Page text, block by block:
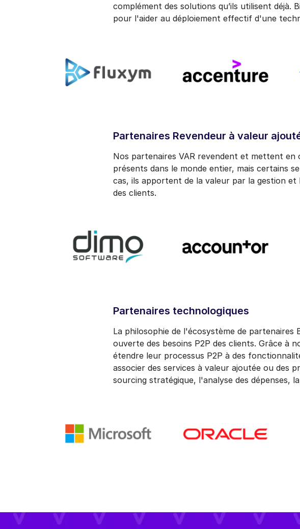
complément des solutions qu’ils utilisent
pour l'aider au déploiement effectif d'une
Partenaires Revendeur à valeur
Nos partenaires VAR revendent et mettent
présents dans le monde entier, mais certains
cas, ils apportent de la valeur par la gestion
des clients.
Partenaires technologiques
La philosophie de l'écosystème de
ouverte des besoins P2P des clients. Grâce à
étendre leur processus P2P à des
associer des services à valeur ajoutée ou des
sourcing stratégique, l'analyse des dépenses,